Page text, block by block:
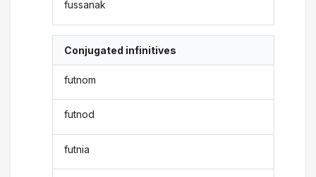
fussanak
Conjugated infinitives
futnom
futnod
futnia